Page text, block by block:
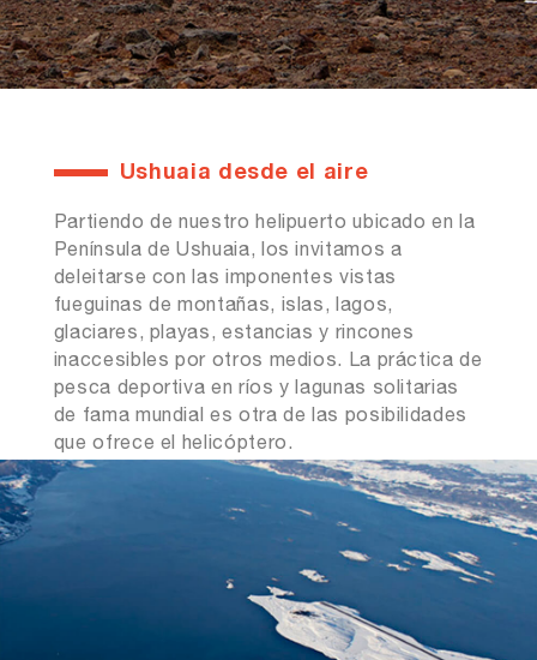
Ushuaia desde el aire
Partiendo de nuestro helipuerto ubicado en la
Península de Ushuaia, los invitamos a
deleitarse con las imponentes vistas
fueguinas de montañas, islas, lagos,
glaciares, playas, estancias y rincones
inaccesibles por otros medios. La práctica de
pesca deportiva en ríos y lagunas solitarias
de fama mundial es otra de las posibilidades
que ofrece el helicóptero.